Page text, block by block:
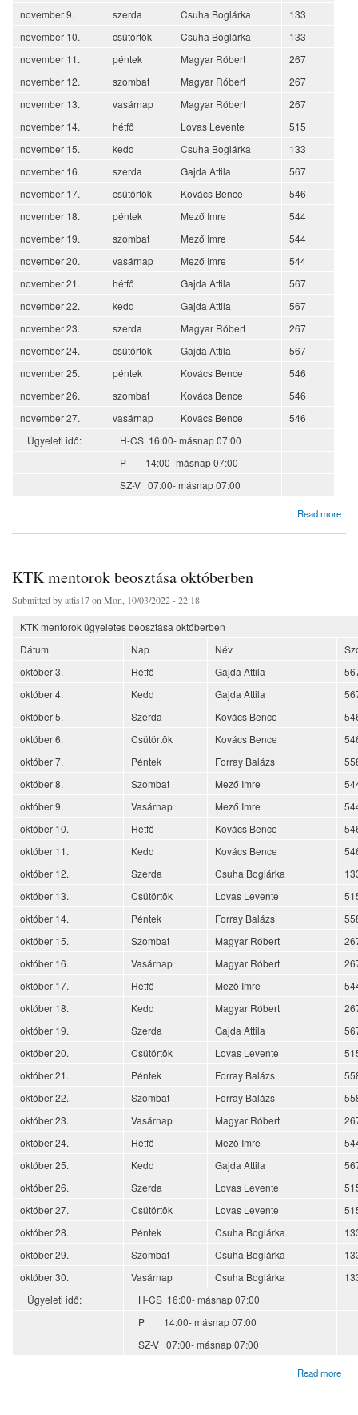
november 9. szerda Csuha Boglárka
133
november 10.
csütörtök Csuha Boglárka
133
november 11.
péntek Magyar Róbert
267
november 12.
szombat Magyar Róbert
267
november 13.
vasárnap Magyar Róbert
267
november 14.
hétfő Lovas Levente
515
november 15.
kedd Csuha Boglárka
133
november 16.
szerda Gajda Attila
567
november 17.
csütörtök Kovács Bence
546
november 18.
péntek Mező Imre
544
november 19.
szombat Mező Imre
544
november 20.
vasárnap Mező Imre
544
november 21.
hétfő Gajda Attila
567
november 22.
kedd Gajda Attila
567
november 23.
szerda Magyar Róbert
267
november 24.
csütörtök Gajda Attila
567
november 25.
péntek Kovács Bence
546
november 26.
szombat Kovács Bence
546
november 27.
vasárnap Kovács Bence
546
Ügyeleti idő:
H-CS 16:00- másnap 07:00
P 14:00- másnap 07:00
SZ-V 07:00- másnap 07:00
Read more
KTK mentorok beosztása októberben
Submitted byattis17on Mon, 10/03/2022 - 22:18
KTK mentorok ügyeletes beosztása októberben
Dátum
Nap Név
október 3.
Hétfő Gajda Attila
október 4.
Kedd Gajda Attila
október 5.
Szerda Kovács Bence
október 6.
Csütörtök Kovács Bence
október 7.
Péntek Forray Balázs
október 8.
Szombat Mező Imre
október 9.
Vasárnap Mező Imre
október 10.
Hétfő Kovács Bence
október 11.
Kedd Kovács Bence
október 12.
Szerda Csuha Boglárka
október 13.
Csütörtök Lovas Levente
október 14.
Péntek Forray Balázs
október 15.
Szombat Magyar Róbert
október 16.
Vasárnap Magyar Róbert
október 17.
Hétfő Mező Imre
október 18.
Kedd Magyar Róbert
október 19.
Szerda Gajda Attila
október 20.
Csütörtök Lovas Levente
október 21.
Péntek Forray Balázs
október 22.
Szombat Forray Balázs
október 23.
Vasárnap Magyar Róbert
október 24.
Hétfő Mező Imre
október 25.
Kedd Gajda Attila
október 26.
Szerda Lovas Levente
október 27.
Csütörtök Lovas Levente
október 28.
Péntek Csuha Boglárka
október 29.
Szombat Csuha Boglárka
október 30.
Vasárnap Csuha Boglárka
Ügyeleti idő:
H-CS 16:00- másnap 07:00
P 14:00- másnap 07:00
SZ-V 07:00- másnap 07:00
Read more